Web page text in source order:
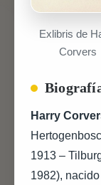
Exlibris de
Corvers
Harry
1913 –
1982), nacido